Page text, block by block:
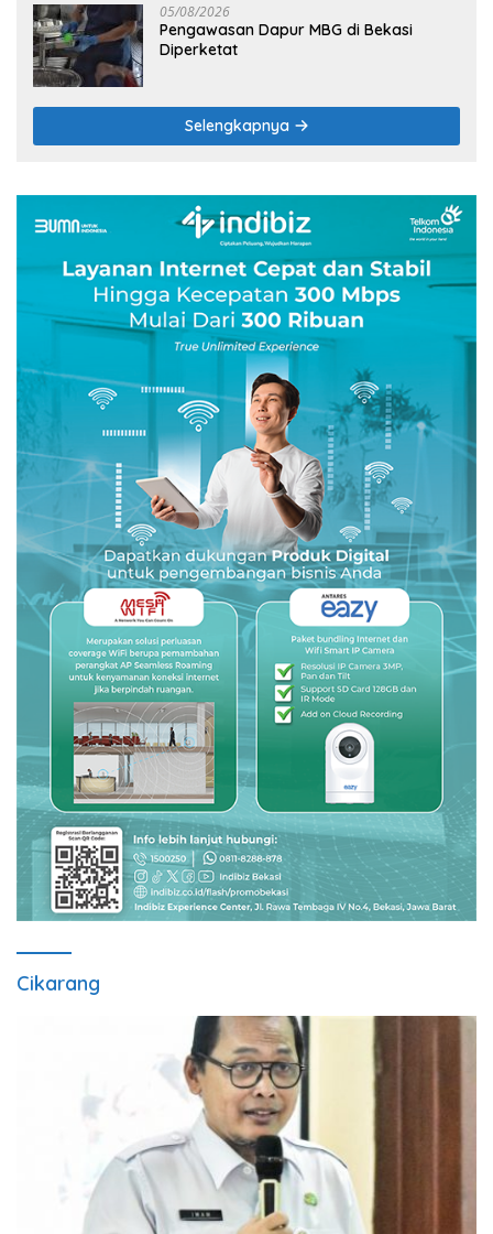
05/08/2026
Pengawasan Dapur MBG di Bekasi
Diperketat
Selengkapnya
Cikarang